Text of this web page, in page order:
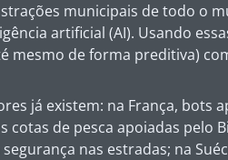
municipais de todo o
artificial (AI). Usando
mesmo de forma preditiva)
já existem: na França, bots
de pesca apoiadas pelo
nas estradas; na